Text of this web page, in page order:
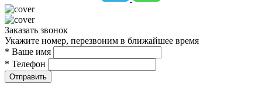
Заказать звонок
Укажите номер, перезвоним в ближайшее время
* Ваше имя
* Телефон
Отправить